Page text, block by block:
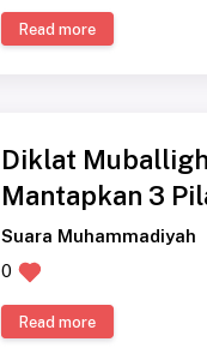
Read more
Diklat
Mantapkan 3
Suara Muhammadiyah
0
Read more